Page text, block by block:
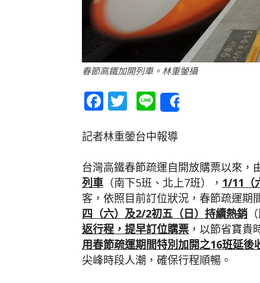
春節高鐵加開列車。林重鎣攝
Facebook
Twitter
Line
記者林重鎣台中報導
台灣高鐵春節疏運自開放購票以來，
列車 （南下5班、北上7班）， 1/11
客，依照目前訂位狀況，春節疏運期
四（六）及2/2初五（日）持續熱銷
返行程，提早訂位購票 ，以節省寶貴
用春節疏運期間特別加開之16班延後
尖峰時段人潮，確保行程順暢。